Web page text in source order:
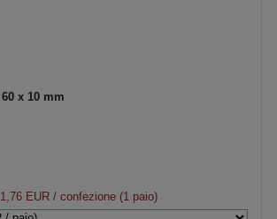
60 x 10 mm
1,76 EUR / confezione (1 paio)